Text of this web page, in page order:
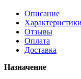
Описание
Характеристики
Отзывы
Оплата
Доставка
Назначение